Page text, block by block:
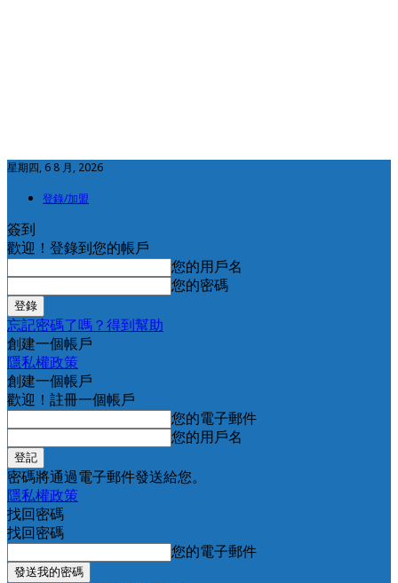
星期四, 6 8 月, 2026
登錄/加盟
簽到
歡迎！登錄到您的帳戶
您的用戶名
您的密碼
忘記密碼了嗎？得到幫助
創建一個帳戶
隱私權政策
創建一個帳戶
歡迎！註冊一個帳戶
您的電子郵件
您的用戶名
密碼將通過電子郵件發送給您。
隱私權政策
找回密碼
找回密碼
您的電子郵件